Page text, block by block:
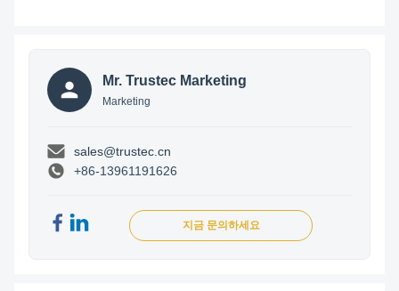
Mr. Trustec Marketing
Marketing
sales@trustec.cn
+86-13961191626
지금 문의하세요